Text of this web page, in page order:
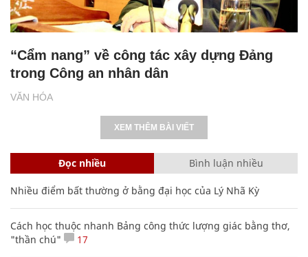
VĂN HÓA
“Cẩm nang” về công tác xây dựng Đảng
trong Công an nhân dân
XEM THÊM BÀI VIẾT
Đọc nhiều Bình luận nhiều
Nhiều điểm bất thường ở bằng đại học của Lý Nhã Kỳ
Cách học thuộc nhanh Bảng công thức lượng giác bằng thơ,
"thần chú"
17